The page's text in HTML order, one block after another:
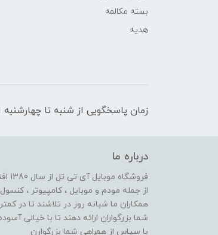
بسته مکالمه
هدیه
زمان پاسخگویی از شنبه تا چهارشنبه از ساعت 10 الی 17 و پنج
درباره ما
از جمله مودم و موبایل ، کامپیوتر ،
همکاران ما شبانه روز در تلاشند تا در
شما بزرگواران ارائه دهند تا با خیالی
با سپاس از همراهی شما بزرگوارن